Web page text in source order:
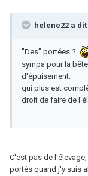
helene22 a dit
"Des" portées ?
sympa pour la
d'épuisement.
qui plus est
droit de faire de
C'est pas de
portés quand j'y suis